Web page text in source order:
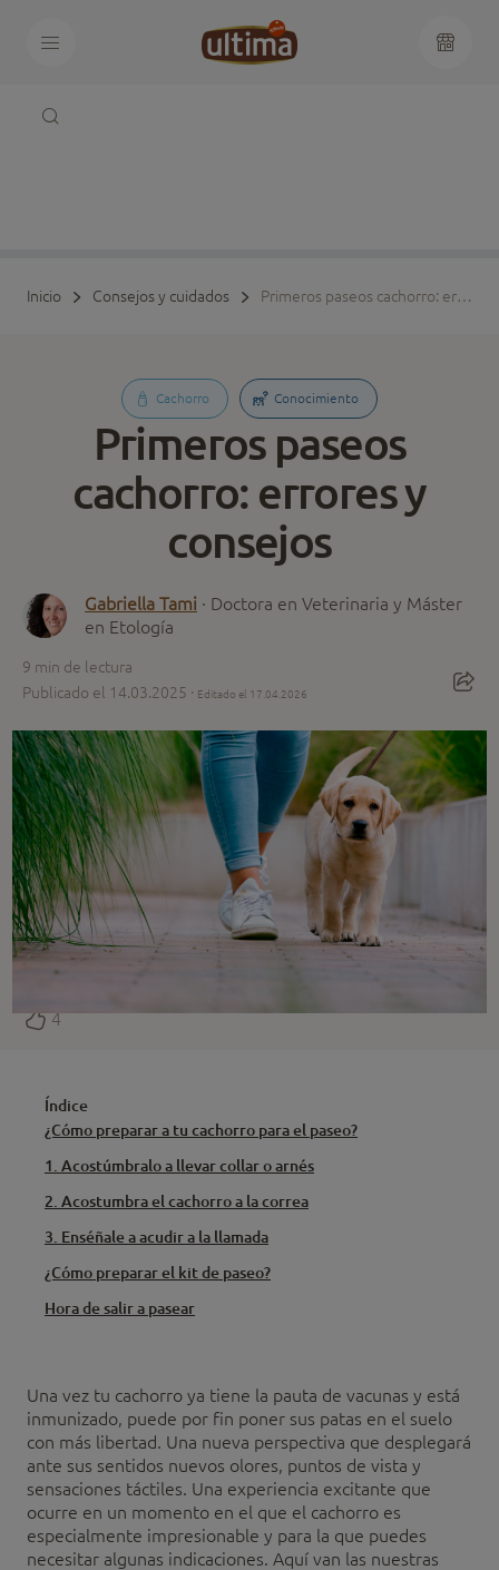
Inicio Consejos y cuidados Primeros paseos cachorro: errores y consejos
Cachorro Conocimiento
Primeros paseos
cachorro: errores y
consejos
Gabriella Tami · Doctora en Veterinaria y Máster
en Etología
9 min de lectura
Publicado el 14.03.2025 · Editado el 17.04.2026
4
Índice
¿Cómo preparar a tu cachorro para el paseo?
1. Acostúmbralo a llevar collar o arnés
2. Acostumbra el cachorro a la correa
3. Enséñale a acudir a la llamada
¿Cómo preparar el kit de paseo?
Hora de salir a pasear
Una vez tu cachorro ya tiene la pauta de vacunas y está
inmunizado, puede por fin poner sus patas en el suelo
con más libertad. Una nueva perspectiva que desplegará
ante sus sentidos nuevos olores, puntos de vista y
sensaciones táctiles. Una experiencia excitante que
ocurre en un momento en el que el cachorro es
especialmente impresionable y para la que puedes
necesitar algunas indicaciones. Aquí van las nuestras